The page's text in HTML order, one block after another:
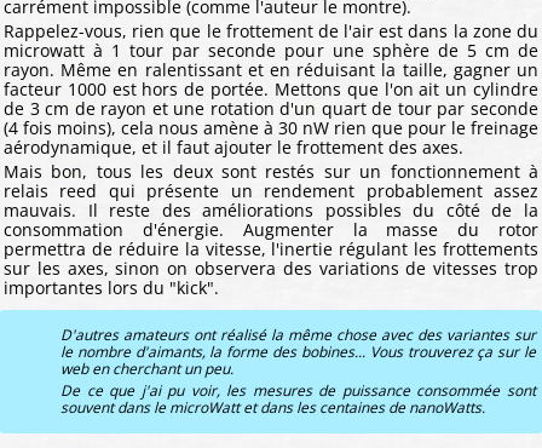
carrément impossible (comme l'auteur le montre).
Rappelez-vous, rien que le frottement de l'air est dans la zone du
microwatt à 1 tour par seconde pour une sphère de 5 cm de
rayon. Même en ralentissant et en réduisant la taille, gagner un
facteur 1000 est hors de portée. Mettons que l'on ait un cylindre
de 3 cm de rayon et une rotation d'un quart de tour par seconde
(4 fois moins), cela nous amène à 30 nW rien que pour le freinage
aérodynamique, et il faut ajouter le frottement des axes.
Mais bon, tous les deux sont restés sur un fonctionnement à
relais reed qui présente un rendement probablement assez
mauvais. Il reste des améliorations possibles du côté de la
consommation d'énergie. Augmenter la masse du rotor
permettra de réduire la vitesse, l'inertie régulant les frottements
sur les axes, sinon on observera des variations de vitesses trop
importantes lors du "kick".
D'autres amateurs ont réalisé la même chose avec des variantes sur
le nombre d'aimants, la forme des bobines... Vous trouverez ça sur le
web en cherchant un peu.
De ce que j'ai pu voir, les mesures de puissance consommée sont
souvent dans le microWatt et dans les centaines de nanoWatts.